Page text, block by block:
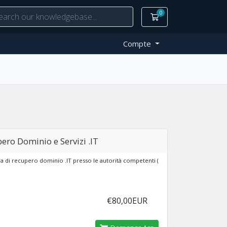
0
Carro de Comandes
Compte
Dominio e Servizi .IT
di recupero dominio .IT presso le autorità competenti (
€80,00EUR